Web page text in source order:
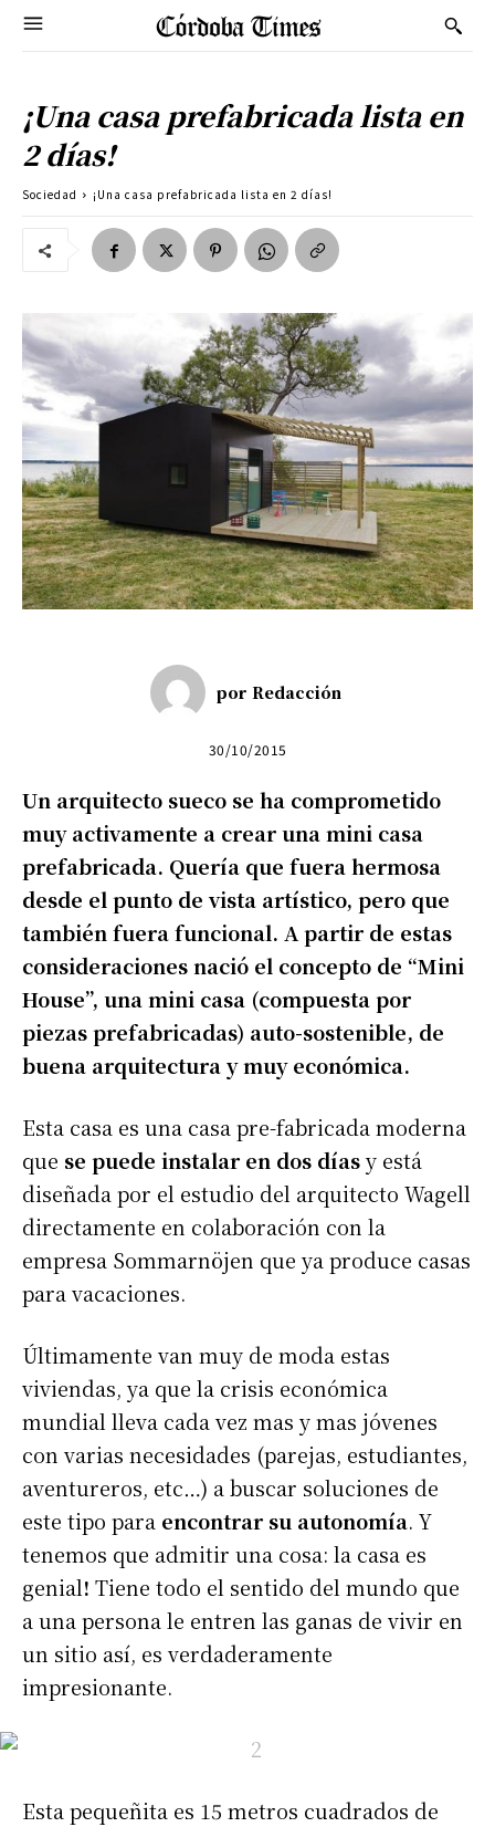
¡Una casa prefabricada lista en
2 días!
Sociedad ¡Una casa prefabricada lista en 2 días!
por Redacción
30/10/2015
Un arquitecto sueco se ha comprometido
muy activamente a crear una mini casa
prefabricada. Quería que fuera hermosa
desde el punto de vista artístico, pero que
también fuera funcional. A partir de estas
consideraciones nació el concepto de “Mini
House”, una mini casa (compuesta por
piezas prefabricadas) auto-sostenible, de
buena arquitectura y muy económica.
Esta casa es una casa pre-fabricada moderna
que se puede instalar en dos díasy está
diseñada por el estudio del arquitecto Wagell
directamente en colaboración con la
empresa Sommarnöjen que ya produce casas
para vacaciones.
Últimamente van muy de moda estas
viviendas, ya que la crisis económica
mundial lleva cada vez mas y mas jóvenes
con varias necesidades (parejas, estudiantes,
aventureros, etc…) a buscar soluciones de
este tipo para encontrar su autonomía. Y
tenemos que admitir una cosa: la casa es
genial! Tiene todo el sentido del mundo que
a una persona le entren las ganas de vivir en
un sitio así, es verdaderamente
impresionante.
Esta pequeñita es 15 metros cuadrados de